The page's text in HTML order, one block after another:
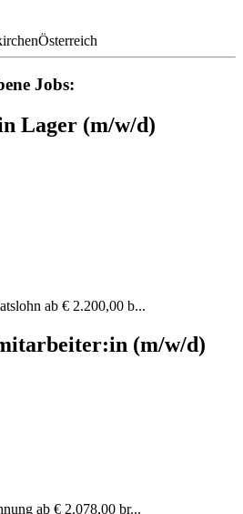
Österreich
Jobs:
Lager (m/w/d)
ab € 2.200,00 b...
(m/w/d)
ab € 2.078,00 br...